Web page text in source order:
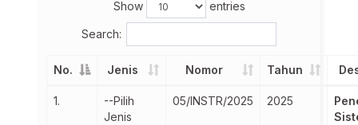
Show entries
Search:
No. Jenis Nomor Tahun
1.
--Pilih
Jenis
05/INSTR/2025 2025